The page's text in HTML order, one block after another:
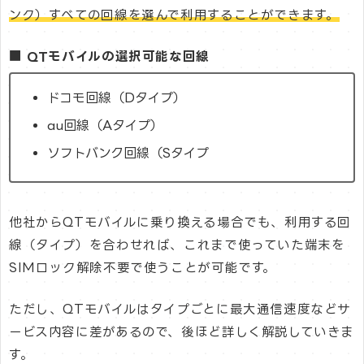
ンク）すべての回線を選んで利用することができます。
■ QTモバイルの選択可能な回線
ドコモ回線（Dタイプ）
au回線（Aタイプ）
ソフトバンク回線（Sタイプ
他社からQTモバイルに乗り換える場合でも、利用する回
線（タイプ）を合わせれば、これまで使っていた端末を
SIMロック解除不要で使うことが可能です。
ただし、QTモバイルはタイプごとに最大通信速度などサ
ービス内容に差があるので、後ほど詳しく解説していきま
す。